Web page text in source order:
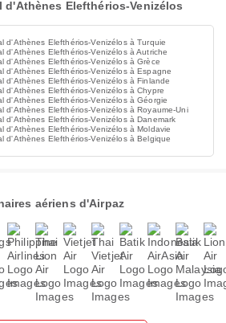
Elefthérios-Venizélos
d'Athènes Elefthérios-Venizélos à Turquie
d'Athènes Elefthérios-Venizélos à Autriche
d'Athènes Elefthérios-Venizélos à Grèce
d'Athènes Elefthérios-Venizélos à Espagne
d'Athènes Elefthérios-Venizélos à Finlande
d'Athènes Elefthérios-Venizélos à Chypre
d'Athènes Elefthérios-Venizélos à Géorgie
d'Athènes Elefthérios-Venizélos à Royaume-Uni
d'Athènes Elefthérios-Venizélos à Danemark
d'Athènes Elefthérios-Venizélos à Moldavie
d'Athènes Elefthérios-Venizélos à Belgique
aériens d'Airpaz